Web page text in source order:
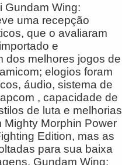
Gundam Wing:
uma recepção
que o avaliaram
e
dos melhores jogos de
elogios foram
áudio, sistema de
, capacidade de
de luta e melhorias
Mighty Morphin Power
Edition, mas as
para sua baixa
Gundam Wing: